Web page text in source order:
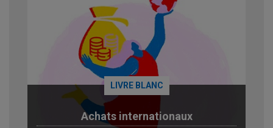
LIVRE BLANC
Achats internationaux